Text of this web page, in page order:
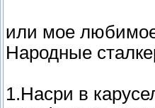
или мое
Народные
1.Насри в